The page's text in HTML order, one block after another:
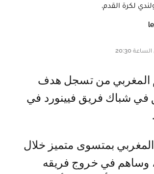
في شباك فريق فيينورد في
بمتسوى متميز خلال
وساهم في خروج فريقه